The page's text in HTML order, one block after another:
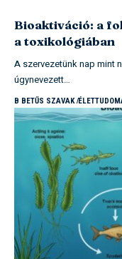
Bioaktiváció: a
a toxikológiában
A szervezetünk nap mint
úgynevezett…
B BETŰS SZAVAK